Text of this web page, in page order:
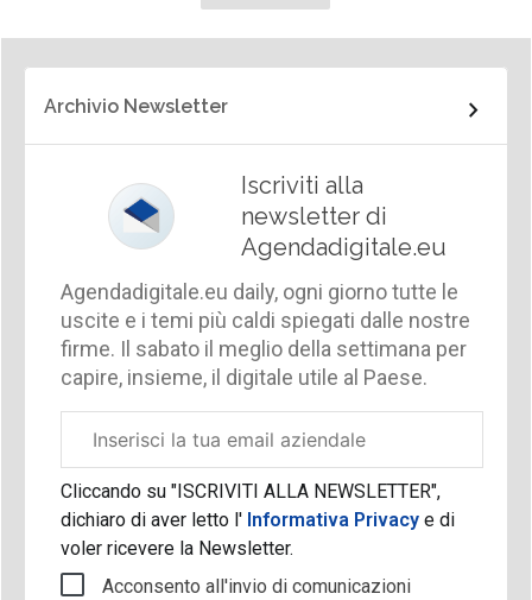
Archivio Newsletter
Iscriviti alla
newsletter di
Agendadigitale.eu
Agendadigitale.eu daily, ogni giorno tutte le
uscite e i temi più caldi spiegati dalle nostre
firme. Il sabato il meglio della settimana per
capire, insieme, il digitale utile al Paese.
aziendale
Cliccando su "ISCRIVITI ALLA NEWSLETTER",
dichiaro di aver letto l'Informativa Privacy e di
voler ricevere la Newsletter.
Acconsento all'invio di comunicazioni